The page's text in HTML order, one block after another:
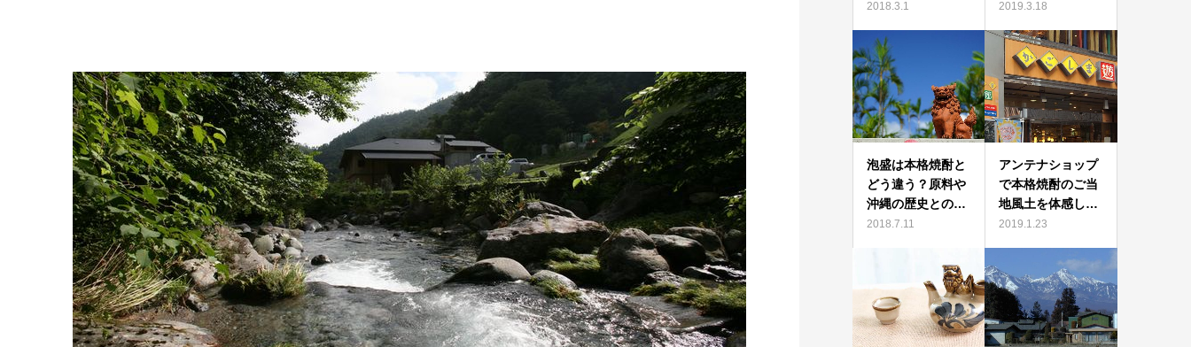
2018.3.1 2019.3.18
泡盛は本格焼酎と
どう違う？原料や
沖縄の歴史との…
2018.7.11
アンテナショップ
で本格焼酎のご当
地風土を体感し…
2019.1.23